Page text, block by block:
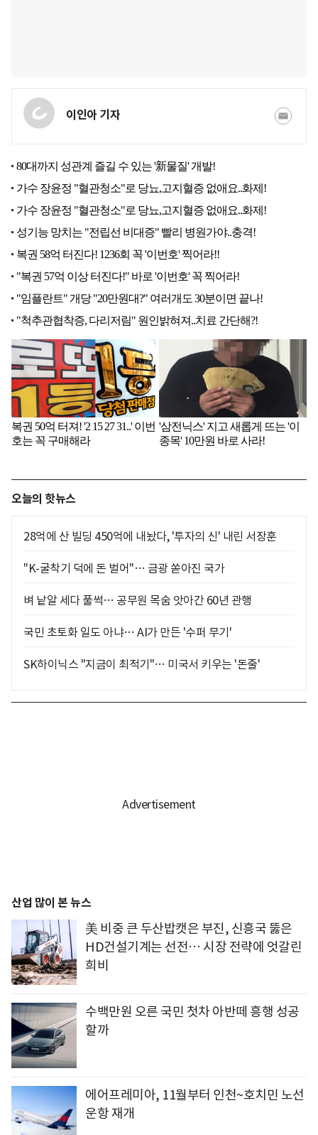
이인아 기자
오늘의 핫뉴스
28억에 산 빌딩 450억에 내놨다, '투자의 신' 내린 서장훈
"K-굴착기 덕에 돈 벌어"… 금광 쏟아진 국가
벼 낱알 세다 풀썩… 공무원 목숨 앗아간 60년 관행
국민 초토화 일도 아냐… AI가 만든 '수퍼 무기'
SK하이닉스 "지금이 최적기"… 미국서 키우는 '돈줄'
산업 많이 본 뉴스
美 비중 큰 두산밥캣은 부진, 신흥국 뚫은
HD건설기계는 선전… 시장 전략에 엇갈린
희비
수백만원 오른 국민 첫차 아반떼 흥행 성공
할까
에어프레미아, 11월부터 인천~호치민 노선
운항 재개